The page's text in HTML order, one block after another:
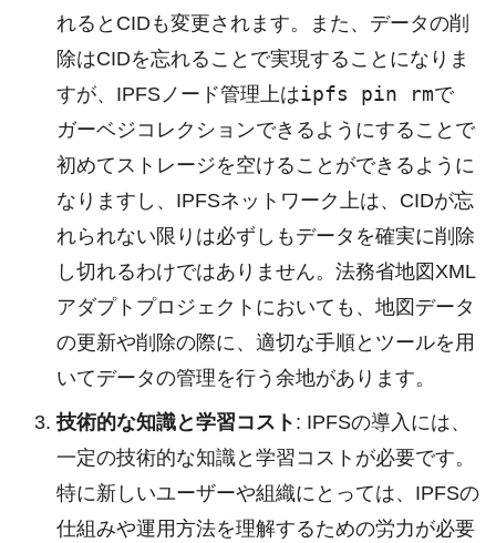
れるとCIDも変更されます。また、データの削
除はCIDを忘れることで実現することになりま
すが、IPFSノード管理上はipfs pin rmで
ガーベジコレクションできるようにすることで
初めてストレージを空けることができるように
なりますし、IPFSネットワーク上は、CIDが忘
れられない限りは必ずしもデータを確実に削除
し切れるわけではありません。法務省地図XML
アダプトプロジェクトにおいても、地図データ
の更新や削除の際に、適切な手順とツールを用
いてデータの管理を行う余地があります。
技術的な知識と学習コスト : IPFSの導入には、
一定の技術的な知識と学習コストが必要です。
特に新しいユーザーや組織にとっては、IPFSの
仕組みや運用方法を理解するための労力が必要